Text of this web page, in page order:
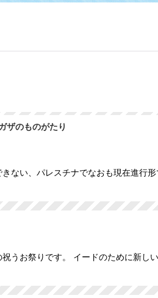
ザのものがたり
ない、パレスチナでなおも現在進行
うお祭りです。 イードのために新